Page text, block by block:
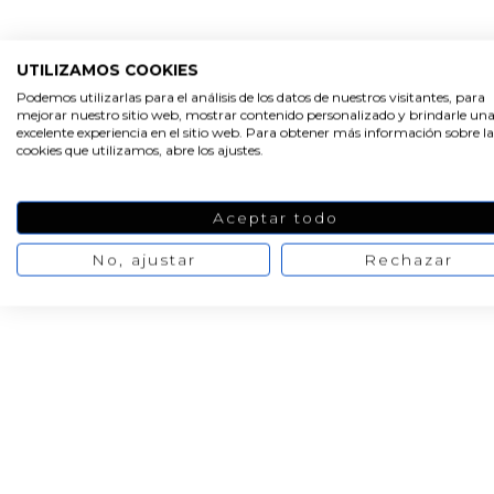
UTILIZAMOS COOKIES
Podemos utilizarlas para el análisis de los datos de nuestros visitantes, para
mejorar nuestro sitio web, mostrar contenido personalizado y brindarle una
excelente experiencia en el sitio web. Para obtener más información sobre
cookies que utilizamos, abre los ajustes.
Aceptar todo
No, ajustar Rechazar